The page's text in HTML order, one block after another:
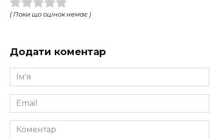
( Поки що оцінок немає )
Додати коментар
Ім'я
*
Email
*
Коментар